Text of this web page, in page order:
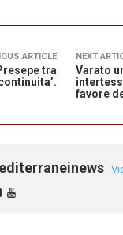
ARTICLE
tra
NEXT
Varato
favore